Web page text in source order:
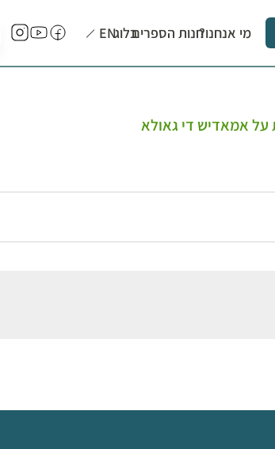
מי אנחנו?חנות הספריםבלוגEN
על אמאדיש די גאולא